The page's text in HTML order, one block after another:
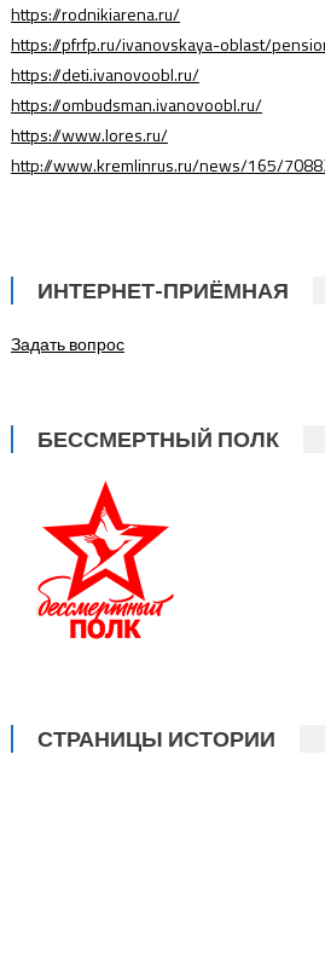
https://rodnikiarena.ru/
https://pfrfp.ru/ivanovskaya-oblast/
https://deti.ivanovoobl.ru/
https://ombudsman.ivanovoobl.ru/
https://www.lores.ru/
http://www.kremlinrus.ru/news/165/
ИНТЕРНЕТ-ПРИЁМНАЯ
Задать вопрос
БЕССМЕРТНЫЙ ПОЛК
СТРАНИЦЫ ИСТОРИИ